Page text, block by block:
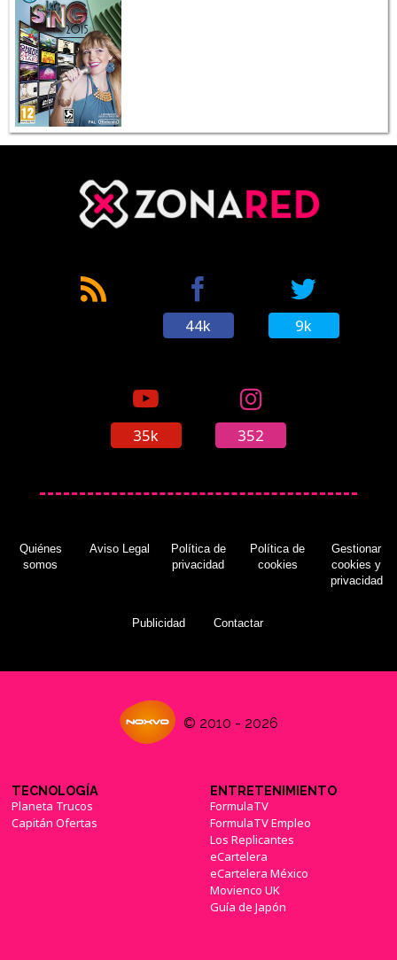
44k 9k
35k 352
Quiénes
somos
Aviso Legal
Política de
privacidad
Política de
cookies
Gestionar
cookies y
privacidad
Publicidad Contactar
© 2010 - 2026
TECNOLOGÍA
Planeta Trucos
Capitán Ofertas
ENTRETENIMIENTO
FormulaTV
FormulaTV Empleo
Los Replicantes
eCartelera
eCartelera México
Movienco UK
Guía de Japón